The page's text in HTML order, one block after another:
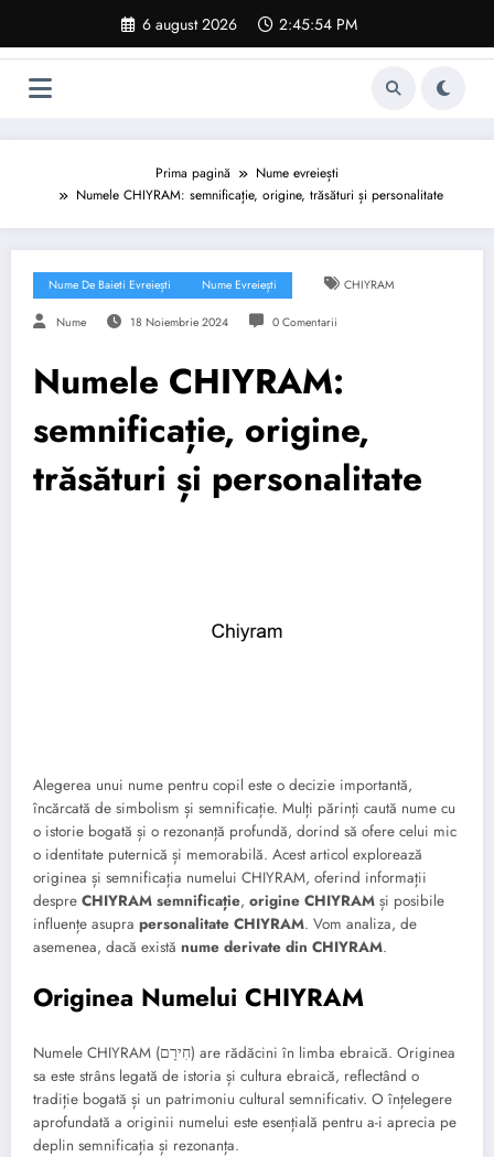
conținut
6 august 2026 2:45:55 PM
Prima pagină
Nume evreiești
Numele CHIYRAM: semnificație, origine, trăsături și personalitate
Nume De Baieti Evreiești Nume Evreiești CHIYRAM
Nume 18 Noiembrie 2024 0 Comentarii
Numele CHIYRAM:
semnificație, origine,
trăsături și personalitate
Alegerea unui nume pentru copil este o decizie importantă,
încărcată de simbolism și semnificație. Mulți părinți caută nume cu
o istorie bogată și o rezonanță profundă, dorind să ofere celui mic
o identitate puternică și memorabilă. Acest articol explorează
originea și semnificația numelui CHIYRAM, oferind informații
despre CHIYRAM semnificație, origine CHIYRAM și posibile
influențe asupra personalitate CHIYRAM. Vom analiza, de
asemenea, dacă există nume derivate din CHIYRAM.
Originea Numelui CHIYRAM
Numele CHIYRAM (חִירָם) are rădăcini în limba ebraică. Originea
sa este strâns legată de istoria și cultura ebraică, reflectând o
tradiție bogată și un patrimoniu cultural semnificativ. O înțelegere
aprofundată a originii numelui este esențială pentru a-i aprecia pe
deplin semnificația și rezonanța.